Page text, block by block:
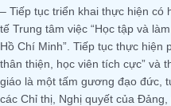
– Tiếp tục triển khai thực hiện có
tế Trung tâm việc “Học tập và
Hồ Chí Minh”. Tiếp tục thực hiện
thân thiện, học viên tích cực” và
giáo là một tấm gương đạo đức,
các Chỉ thị, Nghị quyết của